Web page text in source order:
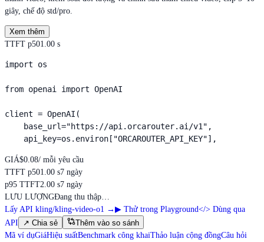
giây, chế độ std/pro.
Xem thêm
TTFT p501.00 s
import os
from openai import OpenAI
client = OpenAI(
    base_url="https://api.orcarouter.ai/v1",
    api_key=os.environ["ORCAROUTER_API_KEY"],
GIÁ$0.08/ mỗi yêu cầu
TTFT p501.00 s7 ngày
p95 TTFT2.00 s7 ngày
LƯU LƯỢNGĐang thu thập…
Lấy API kling/kling-video-o1 → ▶ Thử trong Playground</> Dùng qua
API
↗ Chia sẻ
Thêm vào so sánh
Mã ví dụGiáHiệu suấtBenchmark công khaiThảo luận cộng đồngCâu hỏi